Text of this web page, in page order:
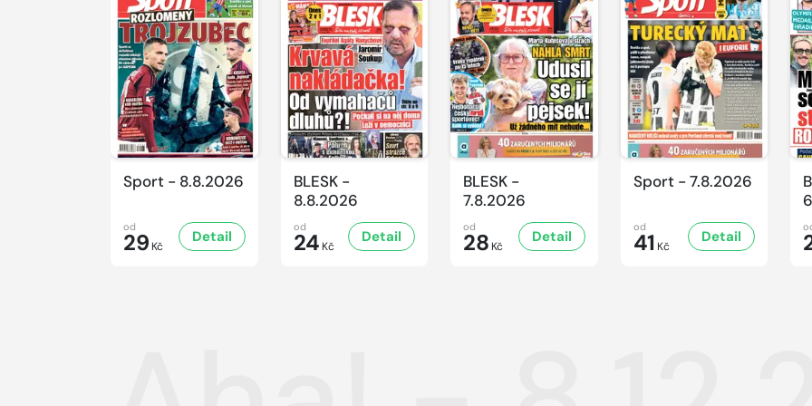
Sport - 8.8.2026
od
29 Kč
Detail
BLESK -
8.8.2026
od
24 Kč
Detail
BLESK -
7.8.2026
od
28 Kč
Detail
Sport - 7.8.2026
od
41 Kč
Detail